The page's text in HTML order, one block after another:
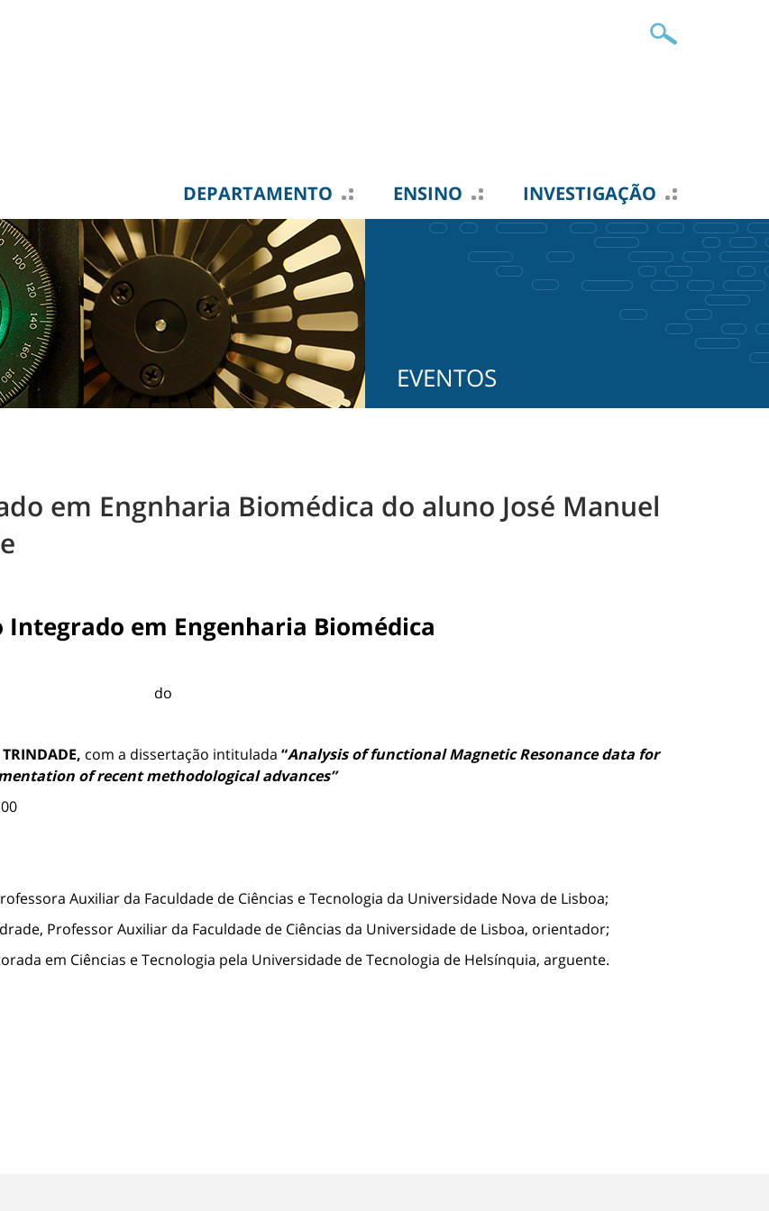
DEPARTAMENTO ENSINO INVESTIGAÇÃO
EVENTOS
em Engnharia Biomédica do aluno José Manuel
Integrado em Engenharia Biomédica
do
com a dissertação intitulada “Analysis of functional Magnetic Resonance data for
of recent methodological advances”
Auxiliar da Faculdade de Ciências e Tecnologia da Universidade Nova de Lisboa;
Professor Auxiliar da Faculdade de Ciências da Universidade de Lisboa, orientador;
em Ciências e Tecnologia pela Universidade de Tecnologia de Helsínquia, arguente.